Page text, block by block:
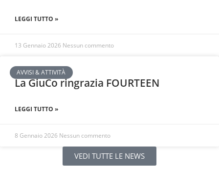
LEGGI TUTTO »
13 Gennaio 2026 Nessun commento
AVVISI & ATTIVITÀ
La GiuCo ringrazia FOURTEEN
LEGGI TUTTO »
8 Gennaio 2026 Nessun commento
VEDI TUTTE LE NEWS